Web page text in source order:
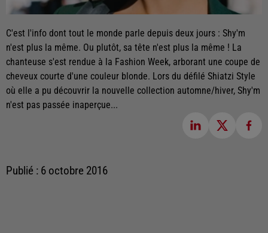
C'est l'info dont tout le monde parle depuis deux jours : Shy'm
n'est plus la même. Ou plutôt, sa tête n'est plus la même ! La
chanteuse s'est rendue à la Fashion Week, arborant une coupe de
cheveux courte d'une couleur blonde. Lors du défilé Shiatzi Style
où elle a pu découvrir la nouvelle collection automne/hiver, Shy'm
n'est pas passée inaperçue...
Publié : 6 octobre 2016